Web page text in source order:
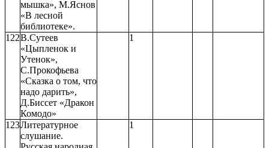
мышка», М.Яснов
«В лесной
библиотеке».
122В.Сутеев
«Цыпленок и
Утенок»,
С.Прокофьева
«Сказка о том, что
надо дарить»,
Д.Биссет «Дракон
Комодо»
1
123Литературное
слушание.
1